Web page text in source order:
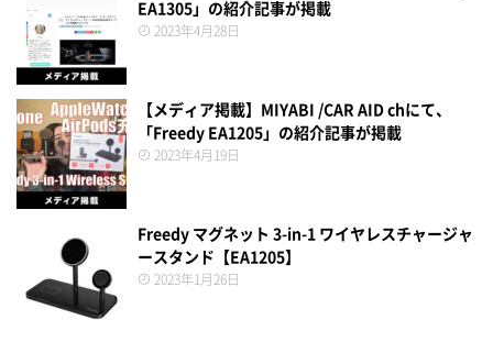
EA1305」の紹介記事が掲載
2023年4月28日
【メディア掲載】MIYABI /CAR AID chにて、
「Freedy EA1205」の紹介記事が掲載
2023年4月19日
Freedy マグネット 3-in-1 ワイヤレスチャージャ
ースタンド【EA1205】
2023年1月26日